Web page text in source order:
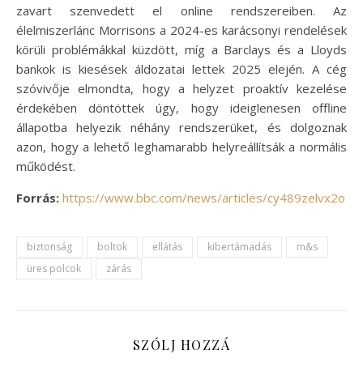
zavart szenvedett el online rendszereiben. Az
élelmiszerlánc Morrisons a 2024-es karácsonyi rendelések
körüli problémákkal küzdött, míg a Barclays és a Lloyds
bankok is kiesések áldozatai lettek 2025 elején. A cég
szóvivője elmondta, hogy a helyzet proaktív kezelése
érdekében döntöttek úgy, hogy ideiglenesen offline
állapotba helyezik néhány rendszerüket, és dolgoznak
azon, hogy a lehető leghamarabb helyreállítsák a normális
működést.
Forrás: https://www.bbc.com/news/articles/cy489zelvx2o
biztonság boltok ellátás kibertámadás
m&s
üres polcok
zárás
SZÓLJ HOZZÁ